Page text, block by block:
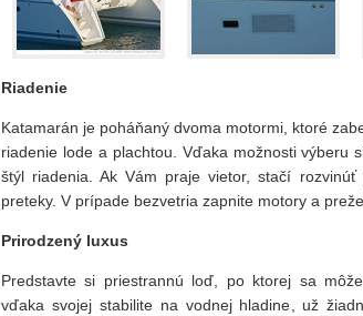
Riadenie
Katamarán je poháňaný dvoma motormi, ktoré
riadenie lode a plachtou. Vďaka možnosti výberu
štýl riadenia. Ak Vám praje vietor, stačí
preteky. V prípade bezvetria zapnite motory a
Prirodzený luxus
Predstavte si priestrannú loď, po ktorej sa
vďaka svojej stabilite na vodnej hladine, už